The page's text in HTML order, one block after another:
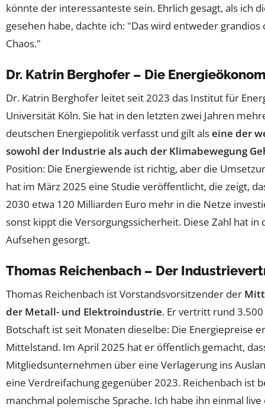
könnte der interessanteste sein. Ehrlich gesagt, als ich
gesehen habe, dachte ich: "Das wird entweder
Chaos."
Dr. Katrin Berghofer – Die
Dr. Katrin Berghofer leitet seit 2023 das Institut für
Universität Köln. Sie hat in den letzten zwei Jahren
deutschen Energiepolitik verfasst und gilt alseine der
sowohl der Industrie als auch der Klimabewegung
Position: Die Energiewende ist richtig, aber die
hat im März 2025 eine Studie veröffentlicht, die zeigt,
2030 etwa 120 Milliarden Euro mehr in die Netze
sonst kippt die Versorgungssicherheit. Diese Zahl hat in
Aufsehen gesorgt.
Thomas Reichenbach – Der
Thomas Reichenbach ist Vorstandsvorsitzender der
der Metall- und Elektroindustrie. Er vertritt rund
Botschaft ist seit Monaten dieselbe: Die Energiepreise
Mittelstand. Im April 2025 hat er öffentlich gemacht,
Mitgliedsunternehmen über eine Verlagerung ins
eine Verdreifachung gegenüber 2023. Reichenbach ist
manchmal polemische Sprache. Ich habe ihn einmal